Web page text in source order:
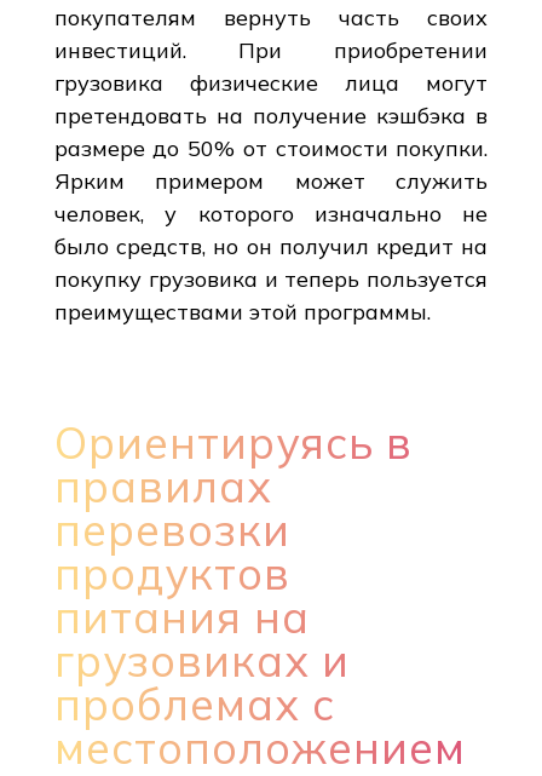
покупателям вернуть часть своих
инвестиций. При приобретении
грузовика физические лица могут
претендовать на получение кэшбэка в
размере до 50% от стоимости покупки.
Ярким примером может служить
человек, у которого изначально не
было средств, но он получил кредит на
покупку грузовика и теперь пользуется
преимуществами этой программы.
Ориентируясь в
правилах
перевозки
продуктов
питания на
грузовиках и
проблемах с
местоположением